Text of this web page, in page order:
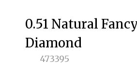
0.51 Natural
Diamond
473395